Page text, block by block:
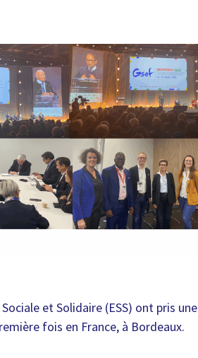
et Solidaire (ESS) ont pris une
fois en France, à Bordeaux.